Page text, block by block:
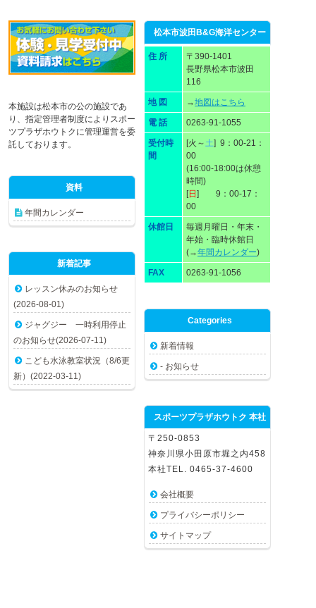
松本市波田B&G海洋センター
住 所
〒390-1401
長野県松本市波田
116
地 図 →地図はこちら
電 話 0263-91-1055
受付時
間
[火～ 土] 9：00-21：
00
(16:00-18:00は休憩
時間)
[日 ] 9：00-17：
00
休館日
毎週月曜日・年末・
年始・臨時休館日
(→年間カレンダー)
FAX 0263-91-1056
本施設は松本市の公の施設であ
り、指定管理者制度によりスポー
ツプラザホウトクに管理運営を委
託しております。
資料
年間カレンダー
新着記事
レッスン休みのお知らせ
(2026-08-01)
ジャグジー 一時利用停止
のお知らせ(2026-07-11)
こども水泳教室状況（8/6更
新）(2022-03-11)
Categories
新着情報
- お知らせ
スポーツプラザホウトク 本社
〒250-0853
神奈川県小田原市堀之内458
本社TEL. 0465-37-4600
会社概要
プライバシーポリシー
サイトマップ